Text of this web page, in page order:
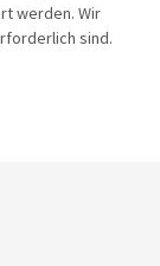
werden. Wir
sind.